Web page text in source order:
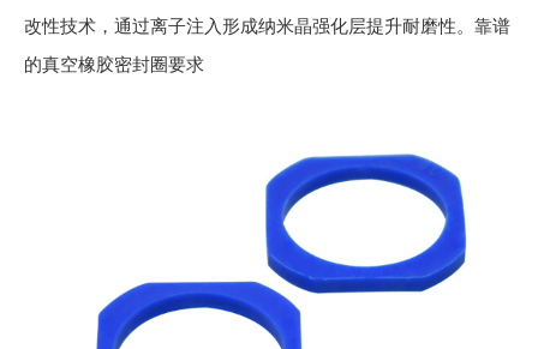
改性技术，通过离子注入形成纳米晶强化层提升耐磨性。靠谱
的真空橡胶密封圈要求